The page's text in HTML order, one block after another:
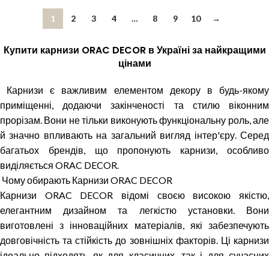
1 2 3 4 … 8 9 10 →
Купити карнизи ORAC DECOR в Україні за найкращими
цінами
Карнизи є важливим елементом декору в будь-якому
приміщенні, додаючи закінченості та стилю віконним
прорізам. Вони не тільки виконують функціональну роль, але
й значно впливають на загальний вигляд інтер'єру. Серед
багатьох брендів, що пропонують карнизи, особливо
виділяється ORAC DECOR.
Чому обирають Карнизи ORAC DECOR
Карнизи ORAC DECOR відомі своєю високою якістю,
елегантним дизайном та легкістю установки. Вони
виготовлені з інноваційних матеріалів, які забезпечують
довговічність та стійкість до зовнішніх факторів. Ці карнизи